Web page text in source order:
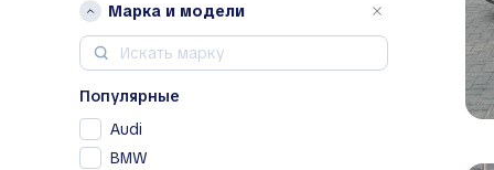
Марка и модели
Популярные
Audi
BMW